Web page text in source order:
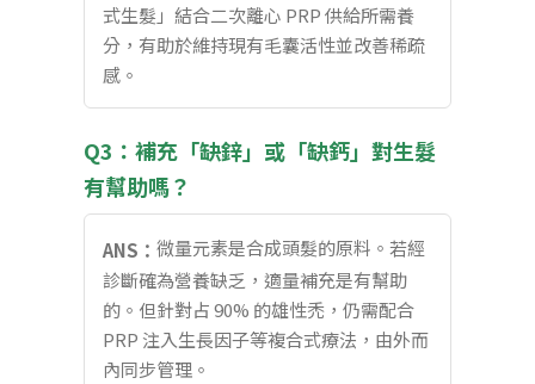
式生髮」結合二次離心 PRP 供給所需養
分，有助於維持現有毛囊活性並改善稀疏
感。
Q3：補充「缺鋅」或「缺鈣」對生髮
有幫助嗎？
ANS： 微量元素是合成頭髮的原料。若經
診斷確為營養缺乏，適量補充是有幫助
的。但針對占 90% 的雄性禿，仍需配合
PRP 注入生長因子等複合式療法，由外而
內同步管理。